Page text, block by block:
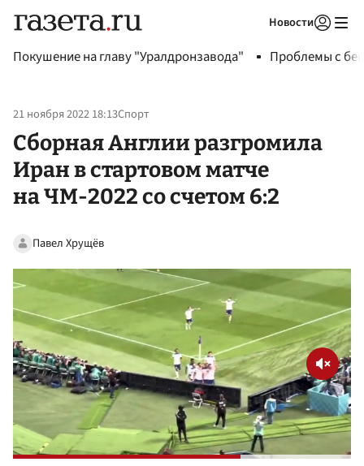
Новости
Покушение на главу "Уралдронзавода" Проблемы с
21 ноября 2022 18:13Спорт
Сборная Англии разгромила
Иран в стартовом матче
на ЧМ-2022 со счетом 6:2
Павел Хрущёв